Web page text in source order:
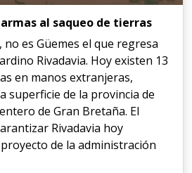
al saqueo de tierras
es Güemes el que regresa
Rivadavia. Hoy existen 13
en manos extranjeras,
superficie de la provincia de
de Gran Bretaña. El
Rivadavia hoy
de la administración